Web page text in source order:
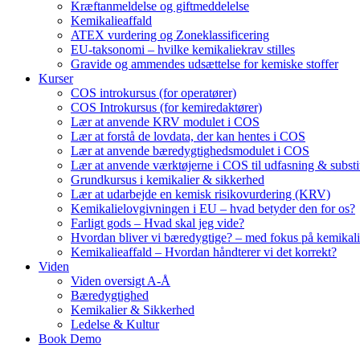
Kræftanmeldelse og giftmeddelelse
Kemikalieaffald
ATEX vurdering og Zoneklassificering
EU-taksonomi – hvilke kemikaliekrav stilles
Gravide og ammendes udsættelse for kemiske stoffer
Kurser
COS introkursus (for operatører)
COS Introkursus (for kemiredaktører)
Lær at anvende KRV modulet i COS
Lær at forstå de lovdata, der kan hentes i COS
Lær at anvende bæredygtighedsmodulet i COS
Lær at anvende værktøjerne i COS til udfasning &
Grundkursus i kemikalier & sikkerhed
Lær at udarbejde en kemisk risikovurdering (KRV)
Kemikalielovgivningen i EU – hvad betyder den for os?
Farligt gods – Hvad skal jeg vide?
Hvordan bliver vi bæredygtige? – med fokus på
Kemikalieaffald – Hvordan håndterer vi det korrekt?
Viden
Viden oversigt A-Å
Bæredygtighed
Kemikalier & Sikkerhed
Ledelse & Kultur
Book Demo